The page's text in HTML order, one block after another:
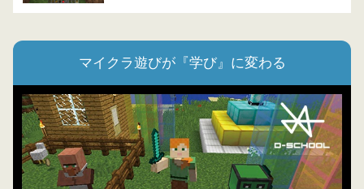
マイクラ遊びが『学び』に変わる